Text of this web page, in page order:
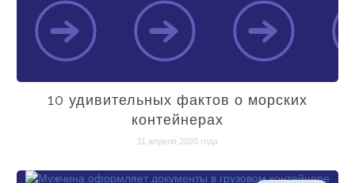
10 удивительных фактов о морских
контейнерах
11 апреля 2020 года